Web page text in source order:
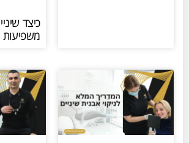
כיצד
משפיעות